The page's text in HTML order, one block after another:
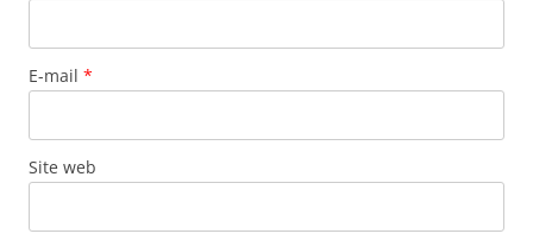
E-mail *
Site web